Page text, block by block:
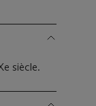
siècle.